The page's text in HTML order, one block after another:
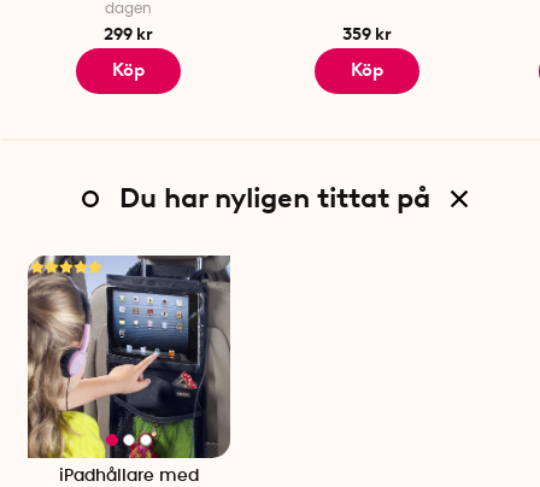
dagen
299 kr
Köp
359 kr
Köp
Du har nyligen tittat på
iPadhållare med